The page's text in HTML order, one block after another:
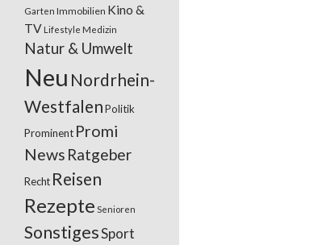
Garten Immobilien Kino &
TV Lifestyle Medizin
Natur & Umwelt
Neu Nordrhein-
WestfalenPolitik
Prominent Promi
News Ratgeber
Recht Reisen
Rezepte Senioren
SonstigesSport